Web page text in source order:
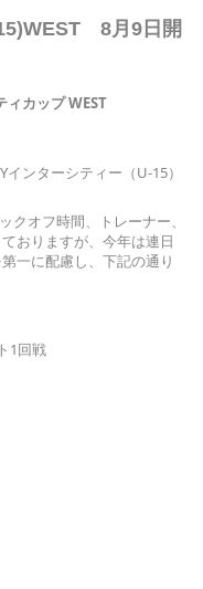
8月9日開
ィカップ WEST
ンターシティー（U-15）
クオフ時間、
トレーナー、
おりますが、今年は連日
一に配慮し、 下記の通り
1回戦